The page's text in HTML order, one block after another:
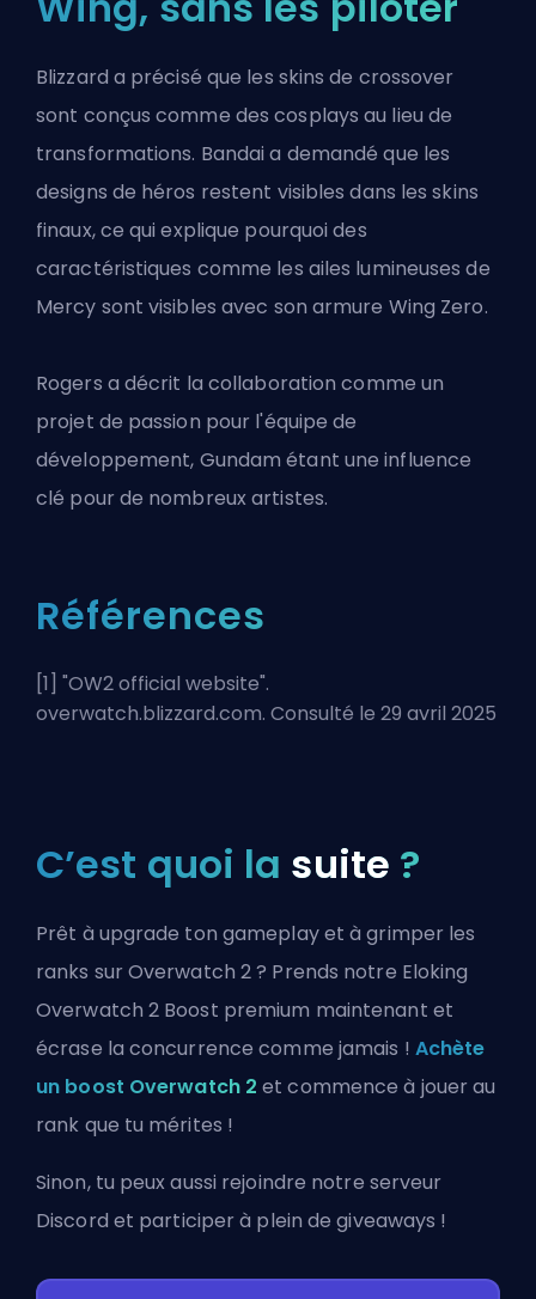
Blizzard a précisé que les skins de crossover
sont conçus comme des cosplays au lieu de
transformations. Bandai a demandé que les
designs de héros restent visibles dans les skins
finaux, ce qui explique pourquoi des
caractéristiques comme les ailes lumineuses de
Mercy sont visibles avec son armure Wing Zero.
Rogers a décrit la collaboration comme un
projet de passion pour l'équipe de
développement, Gundam étant une influence
clé pour de nombreux artistes.
Références
[1] "OW2 official website".
overwatch.blizzard.com. Consulté le 29 avril 2025
C’est quoi la suite ?
Prêt à upgrade ton gameplay et à grimper les
ranks sur Overwatch 2 ? Prends notre Eloking
Overwatch 2 Boost premium maintenant et
écrase la concurrence comme jamais ! Achète
un boost Overwatch 2 et commence à jouer au
rank que tu mérites !
Sinon, tu peux aussi rejoindre notre serveur
Discord et participer à plein de giveaways !